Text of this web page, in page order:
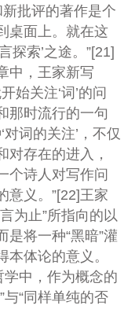
批评的著作是个
桌面上。就在这
探索’之途。”[21]
中，王家新写
始关注‘词’的问
那时流行的一句
对词的关注’，不仅
对存在的进入，
个诗人对写作问
意义。”[22]王家
为止”所指向的以
将一种“黑暗”灌
体论的意义。
学中，作为概念的
“同样单纯的否